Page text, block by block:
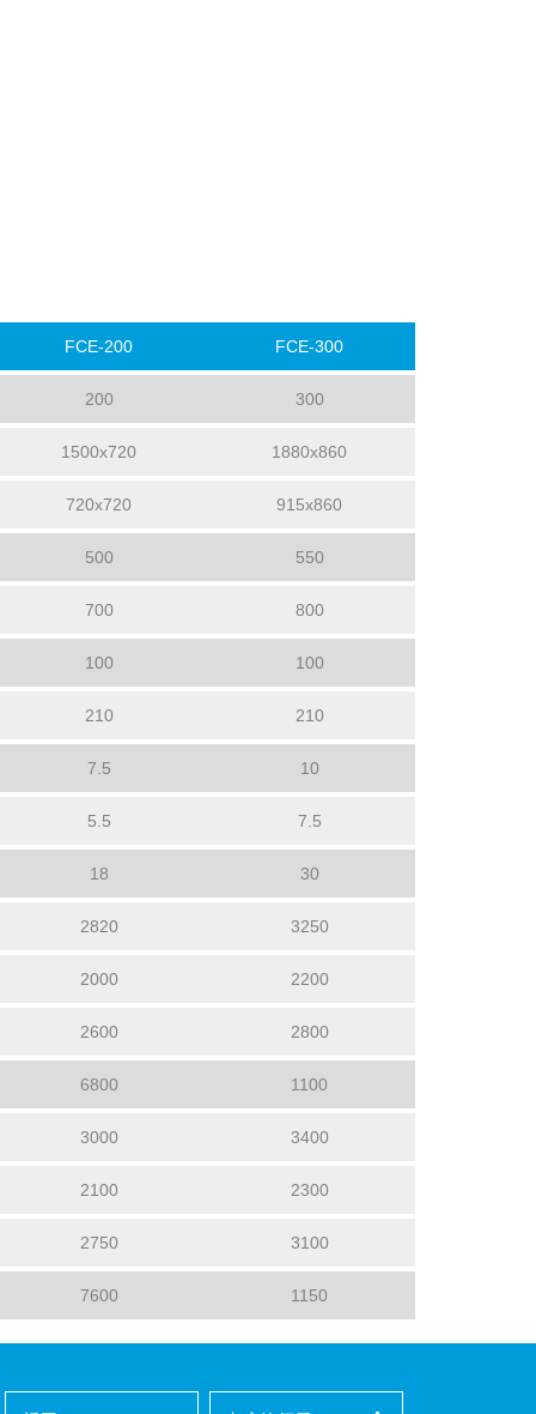
FCE-200 FCE-300
200 300
1500x720 1880x860
720x720 915x860
500 550
700 800
100 100
210 210
7.5 10
5.5 7.5
18 30
2820 3250
2000 2200
2600 2800
6800 1100
3000 3400
2100 2300
2750 3100
7600 1150